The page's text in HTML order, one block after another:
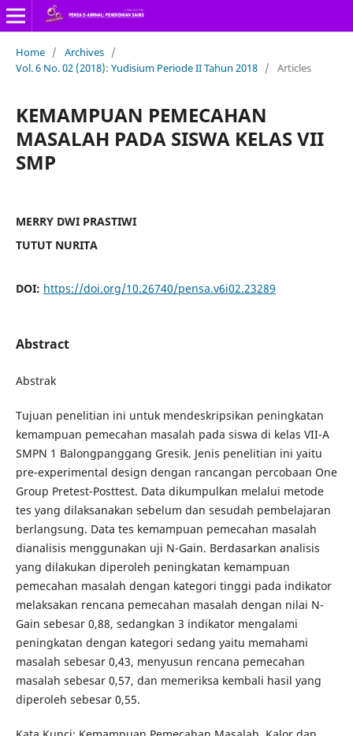
Home / Archives /
Vol. 6 No. 02 (2018): Yudisium Periode II Tahun 2018 / Articles
KEMAMPUAN PEMECAHAN
MASALAH PADA SISWA KELAS VII
SMP
MERRY DWI PRASTIWI
TUTUT NURITA
DOI: https://doi.org/10.26740/pensa.v6i02.23289
Abstract
Abstrak
Tujuan penelitian ini untuk mendeskripsikan peningkatan
kemampuan pemecahan masalah pada siswa di kelas VII-A
SMPN 1 Balongpanggang Gresik. Jenis penelitian ini yaitu
pre-experimental design dengan rancangan percobaan One
Group Pretest-Posttest. Data dikumpulkan melalui metode
tes yang dilaksanakan sebelum dan sesudah pembelajaran
berlangsung. Data tes kemampuan pemecahan masalah
dianalisis menggunakan uji N-Gain. Berdasarkan analisis
yang dilakukan diperoleh peningkatan kemampuan
pemecahan masalah dengan kategori tinggi pada indikator
melaksakan rencana pemecahan masalah dengan nilai N-
Gain sebesar 0,88, sedangkan 3 indikator mengalami
peningkatan dengan kategori sedang yaitu memahami
masalah sebesar 0,43, menyusun rencana pemecahan
masalah sebesar 0,57, dan memeriksa kembali hasil yang
diperoleh sebesar 0,55.